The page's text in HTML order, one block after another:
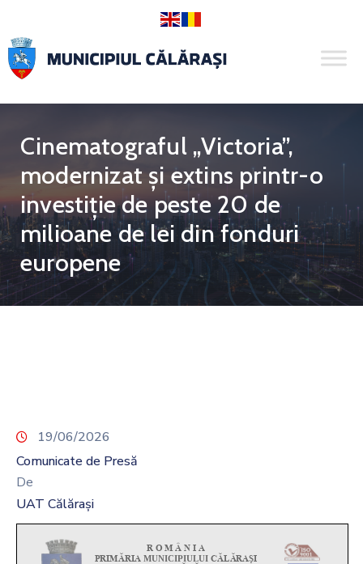
Cinematograful „Victoria”,
modernizat și extins printr-o
investiție de peste 20 de
milioane de lei din fonduri
europene
19/06/2026
Comunicate de Presă
De
UAT Călărași